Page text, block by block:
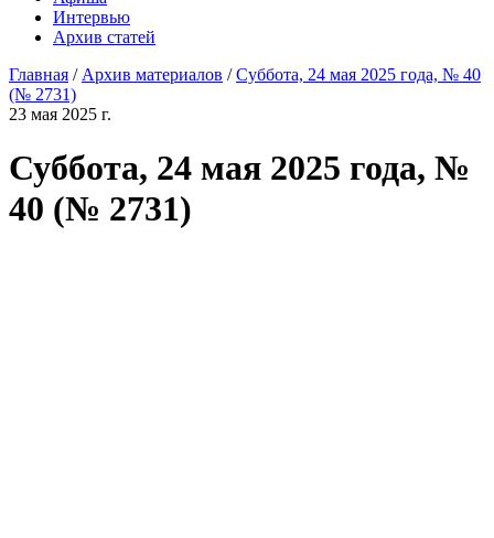
Интервью
Архив статей
Главная / Архив материалов /Суббота, 24 мая 2025 года, № 40
(№ 2731)
23 мая 2025 г.
Суббота, 24 мая 2025 года, №
40 (№ 2731)